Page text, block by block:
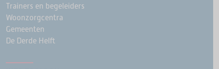
Trainers en begeleiders
Woonzorgcentra
Gemeenten
De Derde Helft